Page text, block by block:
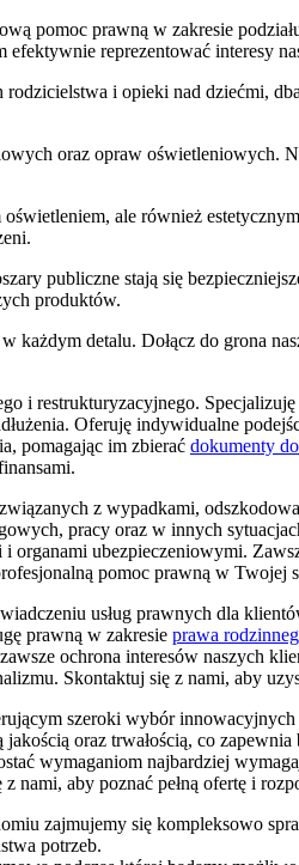
pomoc prawną w zakresie
reprezentować interesy
i opieki nad dziećmi,
oraz opraw oświetleniowych.
ale również
publiczne stają się
produktów.
każdym detalu. Dołącz do grona
i restrukturyzacyjnego.
Oferuję indywidualne
pomagając im zbierać dokumenty
z wypadkami,
pracy oraz w innych
organami ubezpieczeniowymi.
pomoc prawną w Twojej
usług prawnych dla
prawną w zakresie prawa
ochrona interesów naszych
Skontaktuj się z nami, aby
szeroki wybór
oraz trwałością, co
wymaganiom najbardziej
aby poznać pełną ofertę i
zajmujemy się kompleksowo
potrzeb.